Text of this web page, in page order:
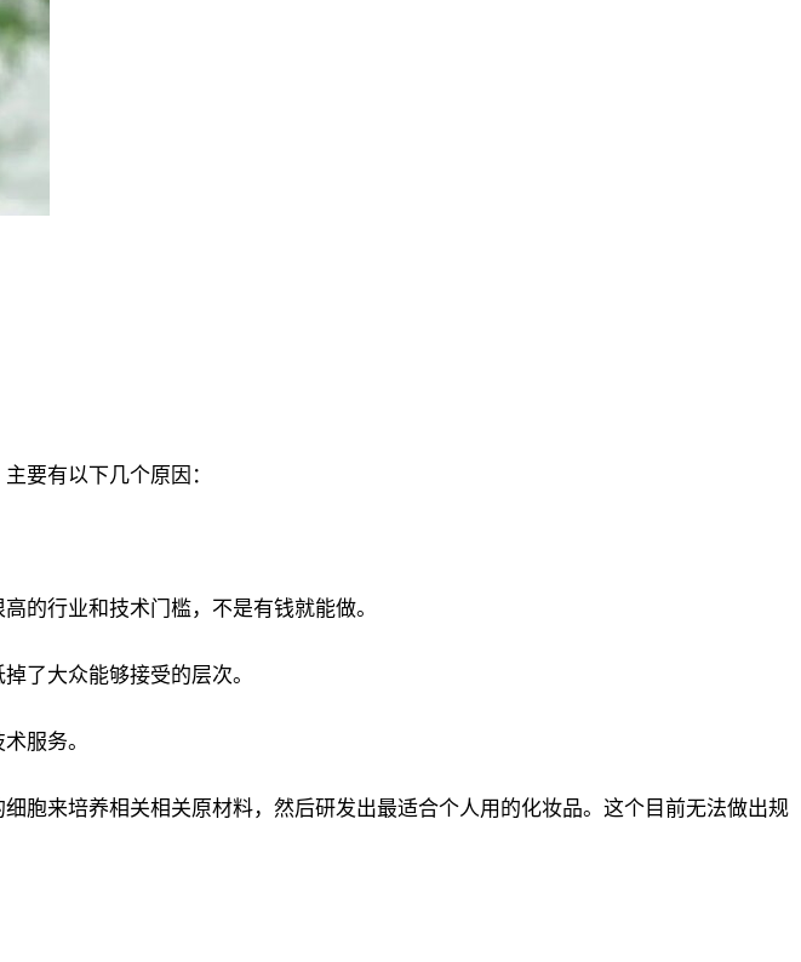
要有以下几个原因：
的行业和技术门槛，不是有钱就能做。
了大众能够接受的层次。
服务。
胞来培养相关相关原材料，然后研发出最适合个人用的化妆品。这个目前无法做出规